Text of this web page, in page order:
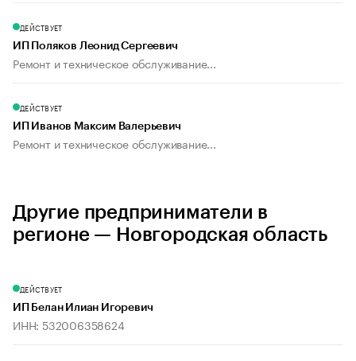
ДЕЙСТВУЕТ
ИП Поляков Леонид Сергеевич
Ремонт и техническое обслуживание...
ДЕЙСТВУЕТ
ИП Иванов Максим Валерьевич
Ремонт и техническое обслуживание...
Другие предприниматели в
регионе — Новгородская область
ДЕЙСТВУЕТ
ИП Белан Илиан Игоревич
ИНН: 532006358624